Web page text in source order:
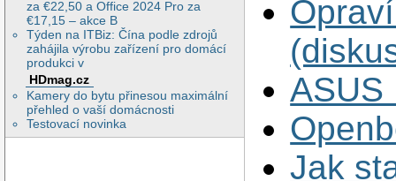
za €22,50 a Office 2024 Pro za
€17,15 – akce B
Týden na ITBiz: Čína podle zdrojů
zahájila výrobu zařízení pro domácí
produkci v
HDmag.cz
Kamery do bytu přinesou maximální
přehled o vaší domácnosti
Testovací novinka
ASUS
Jak